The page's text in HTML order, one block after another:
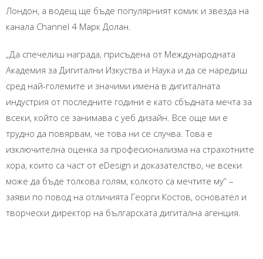
Лондон, а водещ ще бъде популярният комик и звезда на
канала Channel 4 Марк Долан.
„Да спечелиш награда, присъдена от Международната
Академия за Дигитални Изкуства и Наука и да се наредиш
сред най-големите и значими имена в дигиталната
индустрия от последните години е като сбъдната мечта за
всеки, който се занимава с уеб дизайн. Все още ми е
трудно да повярвам, че това ни се случва. Това е
изключителна оценка за професионализма на страхотните
хора, които са част от eDesign и доказателство, че всеки
може да бъде толкова голям, колкото са мечтите му“ –
заяви по повод на отличията Георги Костов, основател и
творчески директор на българската дигитална агенция.